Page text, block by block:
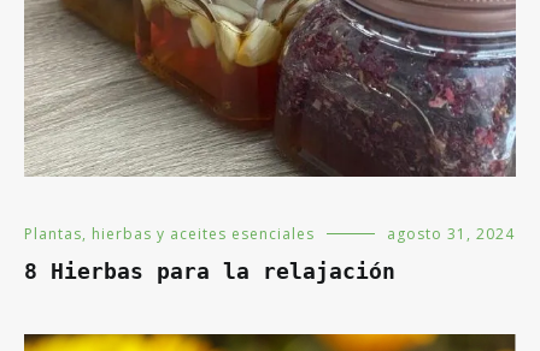
Plantas, hierbas y aceites esenciales agosto 31, 2024
8 Hierbas para la relajación